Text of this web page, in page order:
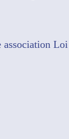
association Loi